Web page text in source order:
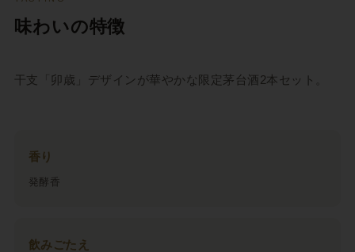
味わいの特徴
干支「卯歳」デザインが華やかな限定茅台酒2本セット。
香り
発酵香
飲みごたえ